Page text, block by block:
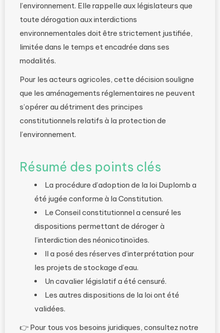
l’environnement. Elle rappelle aux législateurs que
toute dérogation aux interdictions
environnementales doit être strictement justifiée,
limitée dans le temps et encadrée dans ses
modalités.
Pour les acteurs agricoles, cette décision souligne
que les aménagements réglementaires ne peuvent
s’opérer au détriment des principes
constitutionnels relatifs à la protection de
l’environnement.
Résumé des points clés
La procédure d’adoption de la loi Duplomb a
été jugée conforme à la Constitution.
Le Conseil constitutionnel a censuré les
dispositions permettant de déroger à
l’interdiction des néonicotinoïdes.
Il a posé des réserves d’interprétation pour
les projets de stockage d’eau.
Un cavalier législatif a été censuré.
Les autres dispositions de la loi ont été
validées.
👉 Pour tous vos besoins juridiques, consultez notre